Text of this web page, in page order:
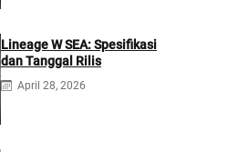
Lineage W SEA: Spesifikasi
dan Tanggal Rilis
April 28, 2026